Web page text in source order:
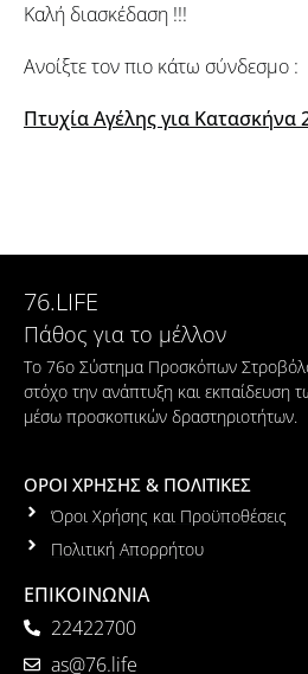
Καλή διασκέδαση !!!
Ανοίξτε τον πιο κάτω σύνδεσμο :
Πτυχία Αγέλης για Κατασκήνα
76.LIFE
Πάθος για το μέλλον
Το 76ο Σύστημα Προσκόπων
στόχο την ανάπτυξη και εκπαίδευση
μέσω προσκοπικών δραστηριοτήτων.
ΟΡΟΙ ΧΡΗΣΗΣ & ΠΟΛΙΤΙΚΕΣ
Όροι Χρήσης και Προϋποθέσεις
Πολιτική Απορρήτου
ΕΠΙΚΟΙΝΩΝΙΑ
22422700
as@76.life